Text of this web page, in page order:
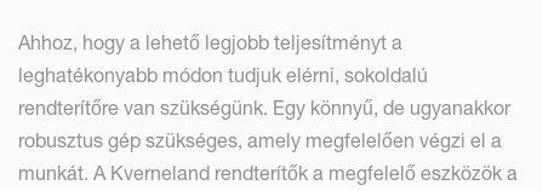
Ahhoz, hogy a lehető legjobb teljesítményt a
leghatékonyabb módon tudjuk elérni, sokoldalú
rendterítőre van szükségünk. Egy könnyű, de ugyanakkor
robusztus gép szükséges, amely megfelelően végzi el a
munkát. A Kverneland rendterítők a megfelelő eszközök a